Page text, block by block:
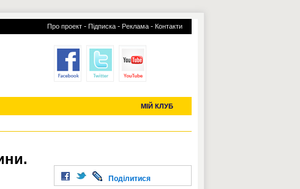
Про проект - Підписка - Реклама - Контакти
МІЙ КЛУБ
УСІ ТРАНСФЕРИ
Поділитися